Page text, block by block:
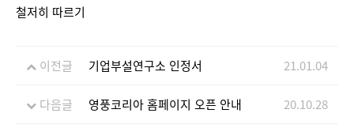
철저히 따르기
이전글 기업부설연구소 인정서 21.01.04
다음글 영풍코리아 홈페이지 오픈 안내 20.10.28